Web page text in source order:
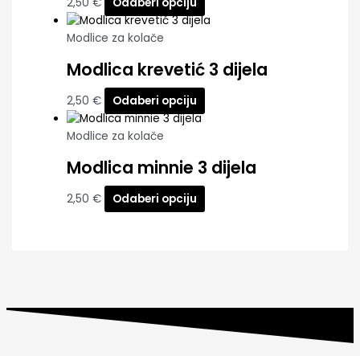
Modlice za kolače
Modlica krevetić 3 dijela
2,50 € Odaberi opciju
Modlice za kolače
Modlica minnie 3 dijela
2,50 € Odaberi opciju